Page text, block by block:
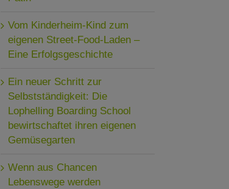
Vom Kinderheim-Kind zum
eigenen Street-Food-Laden –
Eine Erfolgsgeschichte
Ein neuer Schritt zur
Selbstständigkeit: Die
Lophelling Boarding School
bewirtschaftet ihren eigenen
Gemüsegarten
Wenn aus Chancen
Lebenswege werden